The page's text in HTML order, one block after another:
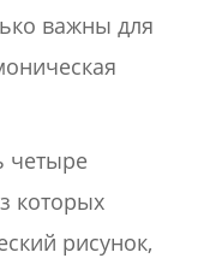
важны для
четыре
которых
рисунок,